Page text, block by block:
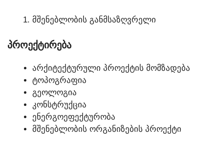
ᲛᲨᲔᲜᲔᲑᲚᲝᲑᲘᲡ ᲒᲐᲜᲛᲡᲐᲖᲦᲕᲠᲔᲚᲘ
ᲞᲠᲝᲔᲥᲢᲘᲠᲔᲑᲐ
ᲐᲠᲥᲘᲢᲔᲥᲢᲣᲠᲣᲚᲘ ᲞᲠᲝᲔᲥᲢᲘᲡ ᲛᲝᲛᲖᲐᲓᲔᲑᲐ
ᲢᲝᲞᲝᲒᲠᲐᲤᲘᲐ
ᲒᲔᲝᲚᲝᲒᲘᲐ
ᲙᲝᲜᲡᲢᲠᲣᲥᲪᲘᲐ
ᲔᲜᲔᲠᲒᲝᲔᲤᲔᲥᲢᲣᲠᲝᲑᲐ
ᲛᲨᲔᲜᲔᲑᲚᲝᲑᲘᲡ ᲝᲠᲒᲐᲜᲘᲖᲔᲑᲘᲡ ᲞᲠᲝᲔᲥᲢᲘ